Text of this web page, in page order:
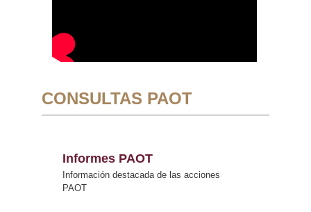
CONSULTAS PAOT
Informes PAOT
Información destacada de las acciones
PAOT